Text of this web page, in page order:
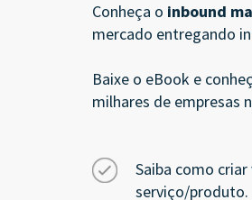
Conheça o inbound
mercado entregando
Baixe o eBook e
milhares de empresas
Saiba como
serviço/produto.